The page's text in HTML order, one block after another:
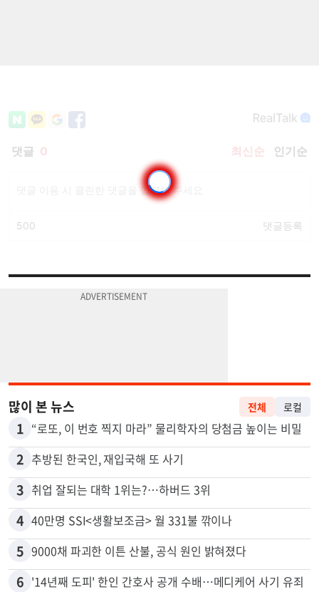
많이 본 뉴스
1 “로또, 이 번호 찍지 마라” 물리학자의 당첨금 높이는 비밀
2 추방된 한국인, 재입국해 또 사기
3 취업 잘되는 대학 1위는?…하버드 3위
4 40만명 SSI<생활보조금> 월 331불 깎이나
5 9000채 파괴한 이튼 산불, 공식 원인 밝혀졌다